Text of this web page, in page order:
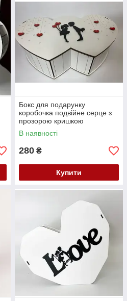
Бокс для подарунку
коробочка подвійне серце з
прозорою кришкою
В наявності
280 ₴
Купити